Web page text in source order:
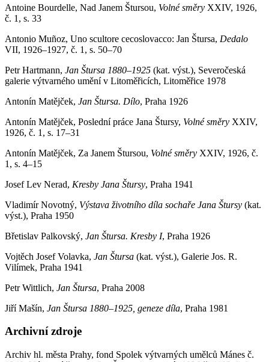
Antoine Bourdelle, Nad Janem Štursou, Volné směry XXIV, 1926,
č. 1, s. 33
Antonio Muñoz, Uno scultore cecoslovacco: Jan Štursa, Dedalo
VII, 1926–1927, č. 1, s. 50–70
Petr Hartmann, Jan Štursa 1880–1925 (kat. výst.), Severočeská
galerie výtvarného umění v Litoměřicích, Litoměřice 1978
Antonín Matějček, Jan Štursa. Dílo, Praha 1926
Antonín Matějček, Poslední práce Jana Štursy, Volné směry XXIV,
1926, č. 1, s. 17–31
Antonín Matějček, Za Janem Štursou, Volné směry XXIV, 1926, č.
1, s. 4–15
Josef Lev Nerad, Kresby Jana Štursy, Praha 1941
Vladimír Novotný, Výstava životního díla sochaře Jana Štursy (kat.
výst.), Praha 1950
Břetislav Palkovský, Jan Štursa. Kresby I, Praha 1926
Vojtěch Josef Volavka, Jan Štursa (kat. výst.), Galerie Jos. R.
Vilímek, Praha 1941
Petr Wittlich, Jan Štursa, Praha 2008
Jiří Mašín, Jan Štursa 1880–1925, geneze díla, Praha 1981
Archivní zdroje
Archiv hl. města Prahy, fond Spolek výtvarných umělců Mánes č.